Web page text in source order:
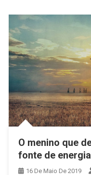
O menino que
fonte de
16 De Maio De 2019